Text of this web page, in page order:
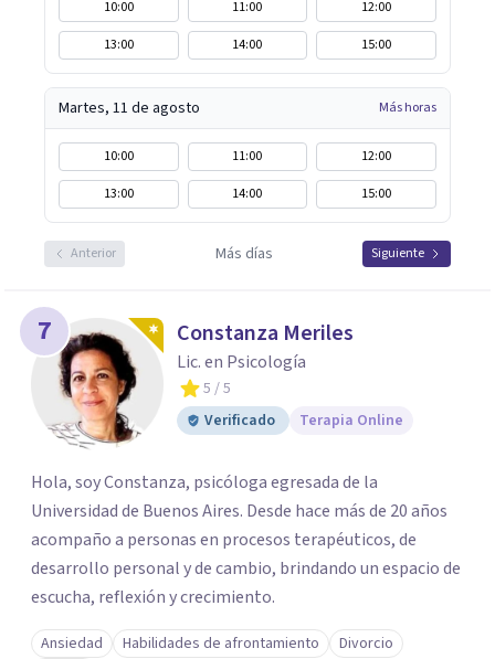
10:00 11:00
12:00
13:00
14:00 15:00
Martes, 11 de agosto Más horas
10:00 11:00
12:00
13:00
14:00 15:00
Anterior Más días Siguiente
7 Constanza Meriles
Lic. en Psicología
5 / 5
Verificado
Terapia Online
Hola, soy Constanza, psicóloga egresada de la
Universidad de Buenos Aires. Desde hace más de 20 años
acompaño a personas en procesos terapéuticos, de
desarrollo personal y de cambio, brindando un espacio de
escucha, reflexión y crecimiento.
Ansiedad Habilidades de afrontamiento Divorcio